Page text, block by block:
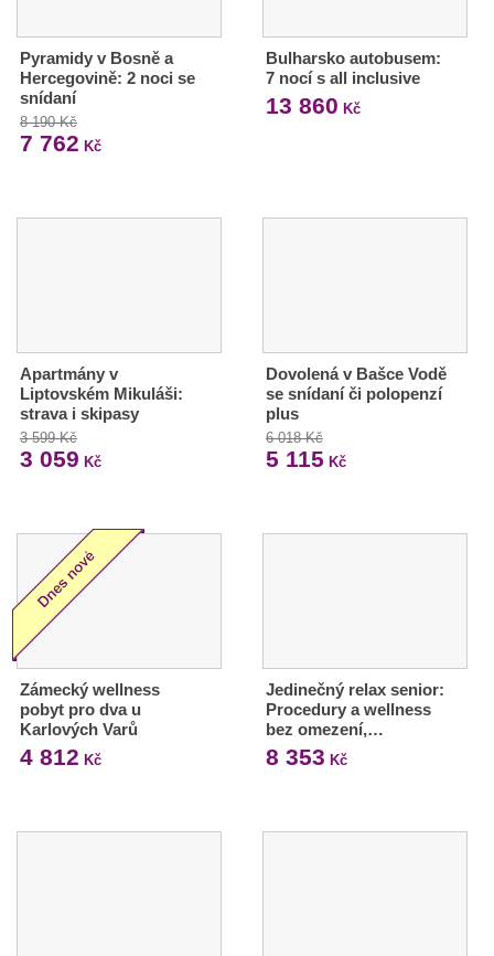
Pyramidy v Bosně a
Hercegovině: 2 noci se
snídaní
8 190 Kč
7 762 Kč
Bulharsko autobusem:
7 nocí s all inclusive
13 860 Kč
Apartmány v
Liptovském Mikuláši:
strava i skipasy
3 599 Kč
3 059 Kč
Dovolená v Bašce Vodě
se snídaní či polopenzí
plus
6 018 Kč
5 115 Kč
Zámecký wellness
pobyt pro dva u
Karlových Varů
4 812 Kč
Jedinečný relax senior:
Procedury a wellness
bez omezení,…
8 353 Kč